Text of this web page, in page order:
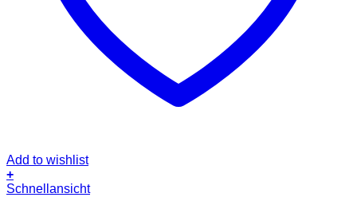
Add to wishlist
+
Schnellansicht